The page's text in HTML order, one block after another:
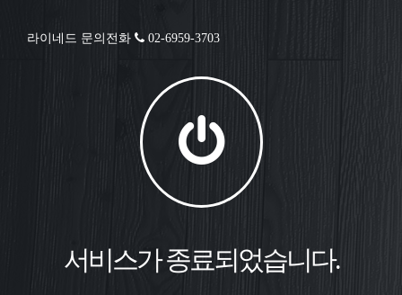
라이네드 문의전화 02-6959-3703
서비스가 종료되었습니다.